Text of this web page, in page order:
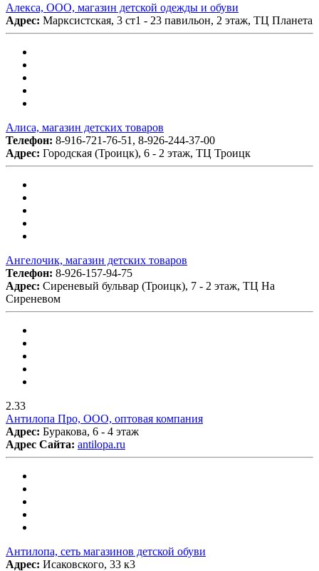
Алекса, ООО, магазин детской одежды и обуви
Адрес: Марксистская, 3 ст1 - 23 павильон, 2 этаж, ТЦ Планета
Алиса, магазин детских товаров
Телефон: 8-916-721-76-51, 8-926-244-37-00
Адрес: Городская (Троицк), 6 - 2 этаж, ТЦ Троицк
Ангелочик, магазин детских товаров
Телефон: 8-926-157-94-75
Адрес: Сиреневый бульвар (Троицк), 7 - 2 этаж, ТЦ На
Сиреневом
2.33
Антилопа Про, ООО, оптовая компания
Адрес: Буракова, 6 - 4 этаж
Адрес Сайта: antilopa.ru
Антилопа, сеть магазинов детской обуви
Адрес: Исаковского, 33 к3